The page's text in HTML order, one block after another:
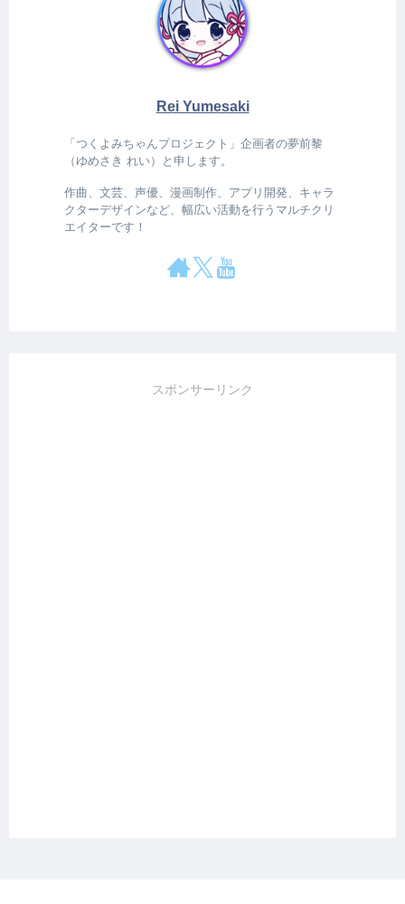
Rei Yumesaki
「つくよみちゃんプロジェクト」企画者の夢前黎
（ゆめさき れい）と申します。
作曲、文芸、声優、漫画制作、アプリ開発、キャラ
クターデザインなど、幅広い活動を行うマルチクリ
エイターです！
スポンサーリンク